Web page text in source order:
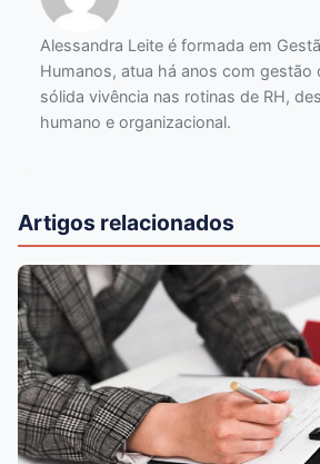
Alessandra Leite é formada em
Humanos, atua há anos com gestão
sólida vivência nas rotinas de RH,
humano e organizacional.
Artigos relacionados